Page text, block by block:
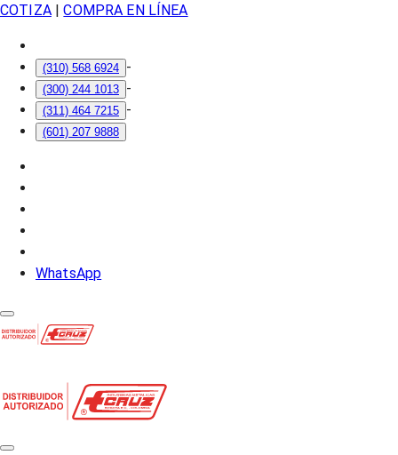
COTIZA| COMPRA EN LÍNEA
(310) 568 6924 -
(300) 244 1013 -
(311) 464 7215 -
(601) 207 9888
WhatsApp